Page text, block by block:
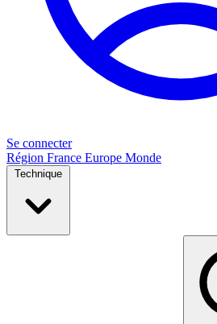
Se connecter
Région France Europe Monde
Technique